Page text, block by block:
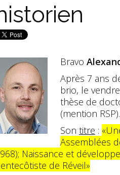
Bravo
Après 7 ans
brio, le
thèse de
(mention RSP).
Son titre :
Assemblées
Naissance et
de Réveil»